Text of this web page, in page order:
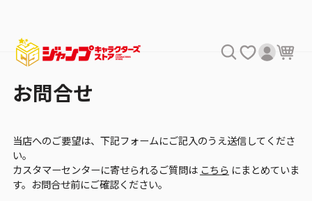
お問合せ
当店へのご要望は、下記フォームにご記入のうえ送信してくださ
い。
カスタマーセンターに寄せられるご質問は こちら にまとめていま
す。お問合せ前にご確認ください。